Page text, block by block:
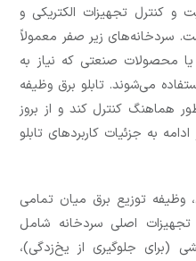
کنترل تجهیزات الکتریکی و
سردخانه‌های زیر صفر معمولاً
یا محصولات صنعتی که نیاز به
می‌شوند. تابلو برق وظیفه
هماهنگ کنترل کند و از بروز
به جزئیات کاربردهای تابلو
وظیفه توزیع برق میان تمامی
تجهیزات اصلی سردخانه شامل
(برای جلوگیری از یخ‌زدگی)،